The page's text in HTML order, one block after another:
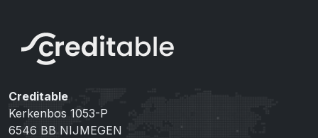
Creditable
Kerkenbos 1053-P
6546 BB NIJMEGEN